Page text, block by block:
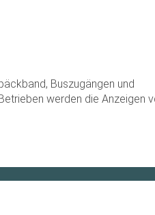
Buszugängen und
werden die Anzeigen